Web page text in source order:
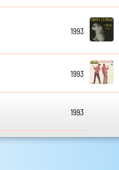
1993
1993
1993